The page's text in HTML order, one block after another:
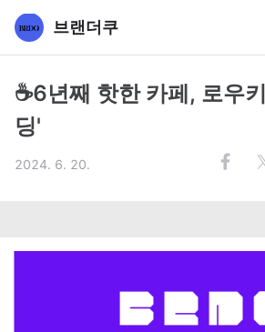
브랜더쿠
☕6년째 핫한 카페, 로우
딩'
2024. 6. 20.